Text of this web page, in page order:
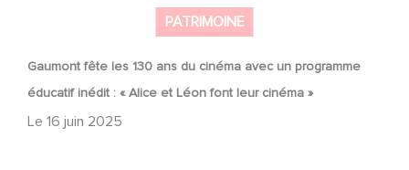
PATRIMOINE
Gaumont fête les 130 ans du cinéma avec un programme
éducatif inédit : « Alice et Léon font leur cinéma »
Le 16 juin 2025